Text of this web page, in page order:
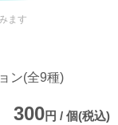
ます
ン(全9種)
300円 / 個(税込)